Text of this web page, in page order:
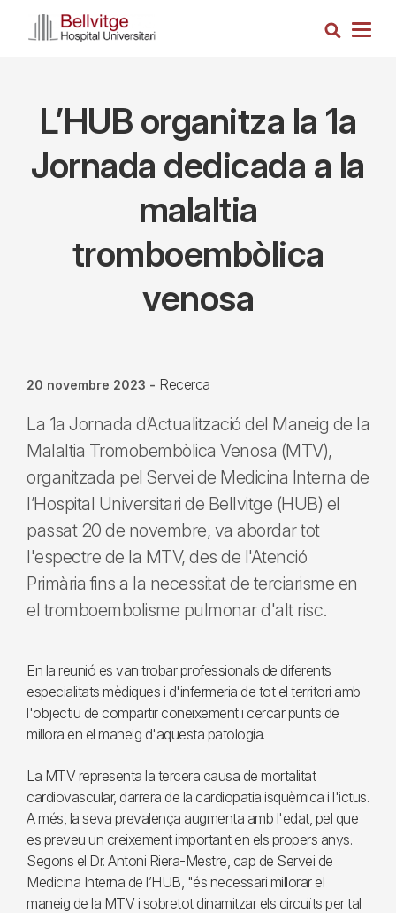
Cerca
L’HUB organitza la 1a
Jornada dedicada a la
malaltia
tromboembòlica
venosa
20 novembre 2023 - Recerca
La 1a Jornada d’Actualització del Maneig de la
Malaltia Tromobembòlica Venosa (MTV),
organitzada pel Servei de Medicina Interna de
l’Hospital Universitari de Bellvitge (HUB) el
passat 20 de novembre, va abordar tot
l'espectre de la MTV, des de l'Atenció
Primària fins a la necessitat de terciarisme en
el tromboembolisme pulmonar d'alt risc.
En la reunió es van trobar professionals de diferents
especialitats mèdiques i d'infermeria de tot el territori amb
l'objectiu de compartir coneixement i cercar punts de
millora en el maneig d'aquesta patologia.
La MTV representa la tercera causa de mortalitat
cardiovascular, darrera de la cardiopatia isquèmica i l'ictus.
A més, la seva prevalença augmenta amb l'edat, pel que
es preveu un creixement important en els propers anys.
Segons el Dr. Antoni Riera-Mestre, cap de Servei de
Medicina Interna de l’HUB, "és necessari millorar el
maneig de la MTV i sobretot dinamitzar els circuïts per tal